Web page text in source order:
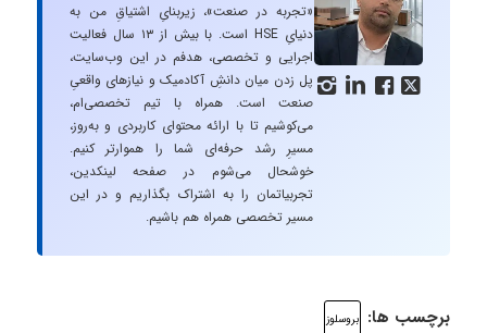
   
«تجربه در صنعت»، زیربنایِ اشتیاقِ من به
دنیایِ HSE است. با بیش از ۱۳ سال فعالیت
اجرایی و تخصصی، هدفم در این وب‌سایت،
پل زدن میان دانشِ آکادمیک و نیازهای واقعیِ
صنعت است. همراه با تیم تخصصی‌ام،
می‌کوشیم تا با ارائه محتوای کاربردی و به‌روز،
مسیرِ رشد حرفه‌ای شما را هموارتر کنیم.
خوشحال می‌شوم در صفحه لینکدین،
تجربیاتمان را به اشتراک بگذاریم و در این
مسیر تخصصی همراه هم باشیم.
برچسب ها: بروسلوز